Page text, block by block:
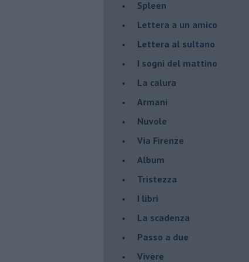
Spleen
Lettera a un amico
Lettera al sultano
I sogni del mattino
La calura
Armani
Nuvole
Via Firenze
Album
Tristezza
I libri
La scadenza
Passo a due
Vivere